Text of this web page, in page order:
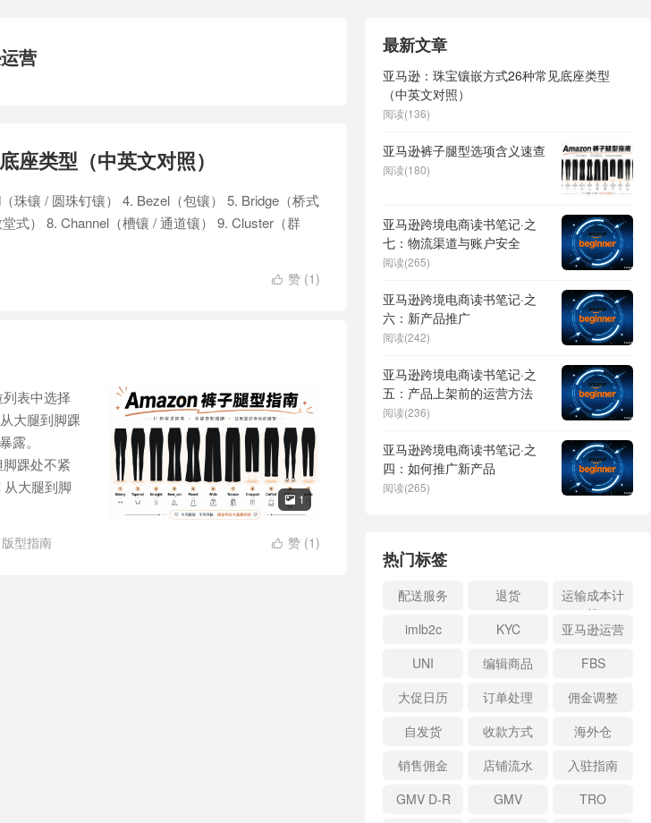
营
座类型（中英文对照）
珠镶 / 圆珠钉镶） 4. Bezel（包镶） 5. Bridge（桥式
式） 8. Channel（槽镶 / 通道镶） 9. Cluster（群
 赞 (1)
 1
表中选择
大腿到脚踝
露。
踝处不紧
大腿到脚
 赞 (1)
版型指南
最新文章
亚马逊：珠宝镶嵌方式26种常见底座类型
（中英文对照）
阅读(136)
亚马逊裤子腿型选项含义速查
阅读(180)
亚马逊跨境电商读书笔记·之
七：物流渠道与账户安全
阅读(265)
亚马逊跨境电商读书笔记·之
六：新产品推广
阅读(242)
亚马逊跨境电商读书笔记·之
五：产品上架前的运营方法
阅读(236)
亚马逊跨境电商读书笔记·之
四：如何推广新产品
阅读(265)
热门标签
配送服务 退货
运输成本计
算
imlb2c
KYC
亚马逊运营
UNI
编辑商品
FBS
大促日历
订单处理
佣金调整
自发货
收款方式
海外仓
销售佣金
店铺流水
入驻指南
GMV D-R
GMV
TRO